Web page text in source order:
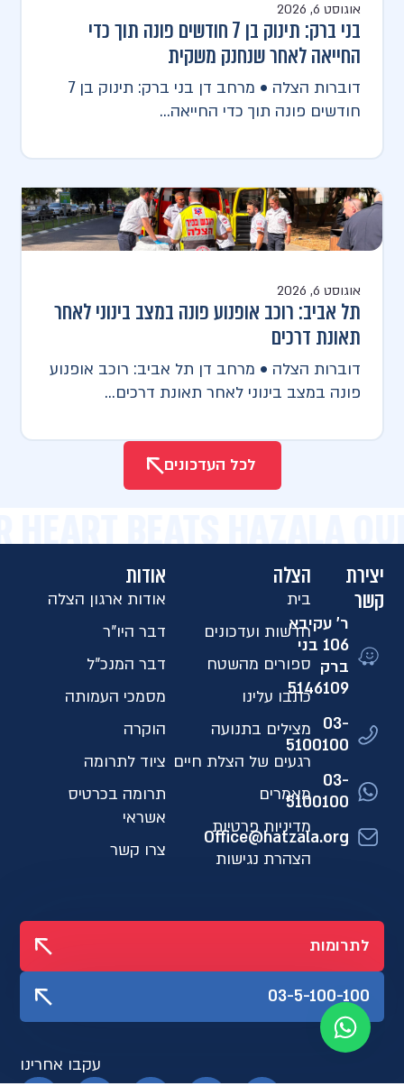
אוגוסט 6, 2026
בני ברק: תינוק בן 7 חודשים פונה תוך כדי
החייאה לאחר שנחנק משקית
דוברות הצלה • מרחב דן בני ברק: תינוק בן 7
חודשים פונה תוך כדי החייאה...
אוגוסט 6, 2026
תל אביב: רוכב אופנוע פונה במצב בינוני לאחר
תאונת דרכים
דוברות הצלה • מרחב דן תל אביב: רוכב אופנוע
פונה במצב בינוני לאחר תאונת דרכים...
לכל העדכונים
BEATS HAZALA
יצירת
קשר
ר' עקיבא
106 בני
ברק
5146109​
03-
5100100
03-
5100100
Office@hatzala.org
הצלה
בית
חדשות ועדכונים
ספורים מהשטח
כתבו עלינו
מצילים בתנועה
רגעים של הצלת חיים
מאמרים
מדיניות פרטיות
הצהרת נגישות
אודות
אודות ארגון הצלה
דבר היו"ר
דבר המנכ"ל
מסמכי העמותה
הוקרה
ציוד לתרומה
תרומה בכרטיס
אשראי
צרו קשר
לתרומות
03-5-100-100
עקבו אחרינו